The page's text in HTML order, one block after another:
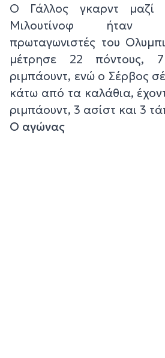
Ο Γάλλος γκαρντ μαζί
Μιλουτίνοφ ήταν
πρωταγωνιστές του
μέτρησε 22 πόντους,
ριμπάουντ, ενώ ο Σέρβος
κάτω από τα καλάθια,
ριμπάουντ, 3 ασίστ και 3
Ο αγώνας